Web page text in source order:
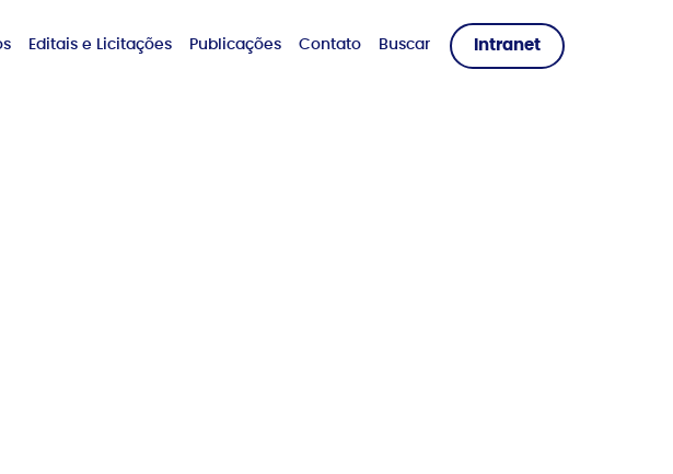
Editais e Licitações Publicações Contato Buscar Intranet